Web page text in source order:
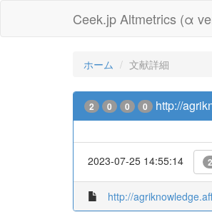
Ceek.jp Altmetrics (α
ホーム 文献詳細
2 0 0 0 http://
2023-07-25 14:55:14
http://